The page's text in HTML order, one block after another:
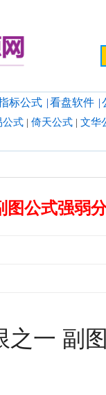
标公式 | 看盘软件 |
公式 | 倚天公式 | 文华
公式强弱
之一 副